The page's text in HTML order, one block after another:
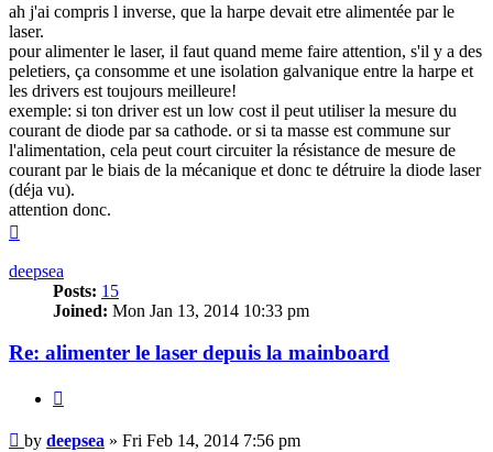
ah j'ai compris l inverse, que la harpe devait etre alimentée par le
laser.
pour alimenter le laser, il faut quand meme faire attention, s'il y a des
peletiers, ça consomme et une isolation galvanique entre la harpe et
les drivers est toujours meilleure!
exemple: si ton driver est un low cost il peut utiliser la mesure du
courant de diode par sa cathode. or si ta masse est commune sur
l'alimentation, cela peut court circuiter la résistance de mesure de
courant par le biais de la mécanique et donc te détruire la diode laser
(déja vu).
attention donc.
deepsea
Posts: 15
Joined: Mon Jan 13, 2014 10:33 pm
Re: alimenter le laser depuis la mainboard
Post
by deepsea » Fri Feb 14, 2014 7:56 pm